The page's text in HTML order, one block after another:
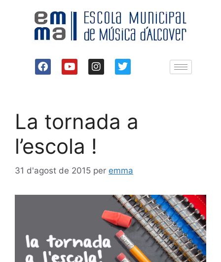
La tornada a
l’escola !
31 d'agost de 2015 per emma